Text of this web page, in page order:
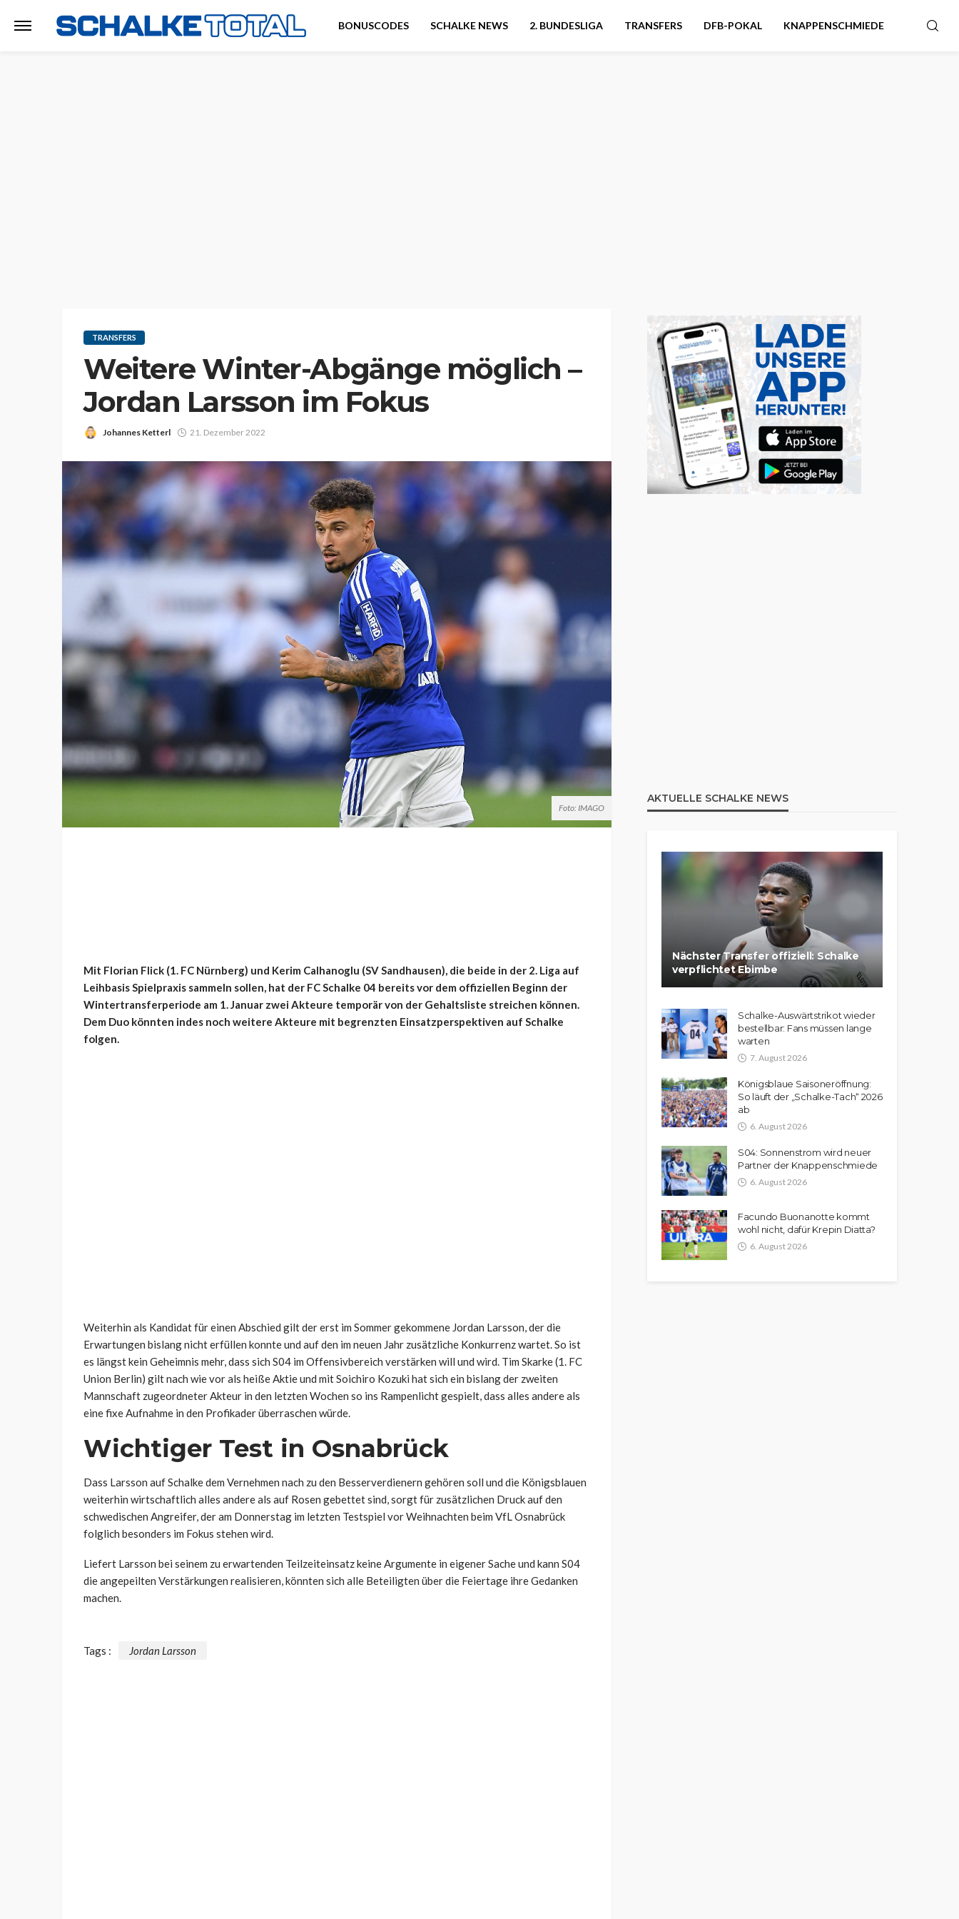
BONUSCODES SCHALKE NEWS 2. BUNDESLIGA TRANSFERS DFB-POKAL KNAPPENSCHMIEDE
TRANSFERS
Weitere Winter-Abgänge möglich –
Jordan Larsson im Fokus
Johannes Ketterl 21. Dezember 2022
Foto: IMAGO
Mit Florian Flick (1. FC Nürnberg) und Kerim Calhanoglu (SV Sandhausen), die beide in der 2. Liga auf
Leihbasis Spielpraxis sammeln sollen, hat der FC Schalke 04 bereits vor dem offiziellen Beginn der
Wintertransferperiode am 1. Januar zwei Akteure temporär von der Gehaltsliste streichen können.
Dem Duo könnten indes noch weitere Akteure mit begrenzten Einsatzperspektiven auf Schalke
folgen.
Weiterhin als Kandidat für einen Abschied gilt der erst im Sommer gekommene Jordan Larsson, der die
Erwartungen bislang nicht erfüllen konnte und auf den im neuen Jahr zusätzliche Konkurrenz wartet. So ist
es längst kein Geheimnis mehr, dass sich S04 im Offensivbereich verstärken will und wird. Tim Skarke (1. FC
Union Berlin) gilt nach wie vor als heiße Aktie und mit Soichiro Kozuki hat sich ein bislang der zweiten
Mannschaft zugeordneter Akteur in den letzten Wochen so ins Rampenlicht gespielt, dass alles andere als
eine fixe Aufnahme in den Profikader überraschen würde.
Wichtiger Test in Osnabrück
Dass Larsson auf Schalke dem Vernehmen nach zu den Besserverdienern gehören soll und die Königsblauen
weiterhin wirtschaftlich alles andere als auf Rosen gebettet sind, sorgt für zusätzlichen Druck auf den
schwedischen Angreifer, der am Donnerstag im letzten Testspiel vor Weihnachten beim VfL Osnabrück
folglich besonders im Fokus stehen wird.
Liefert Larsson bei seinem zu erwartenden Teilzeiteinsatz keine Argumente in eigener Sache und kann S04
die angepeilten Verstärkungen realisieren, könnten sich alle Beteiligten über die Feiertage ihre Gedanken
machen.
Tags : Jordan Larsson
AKTUELLE SCHALKE NEWS
Nächster Transfer offiziell: Schalke
verpflichtet Ebimbe
Schalke-Auswärtstrikot wieder
bestellbar: Fans müssen lange
warten
7. August 2026
Königsblaue Saisoneröffnung:
So läuft der „Schalke-Tach“ 2026
ab
6. August 2026
S04: Sonnenstrom wird neuer
Partner der Knappenschmiede
6. August 2026
Facundo Buonanotte kommt
wohl nicht, dafür Krepin Diatta?
6. August 2026